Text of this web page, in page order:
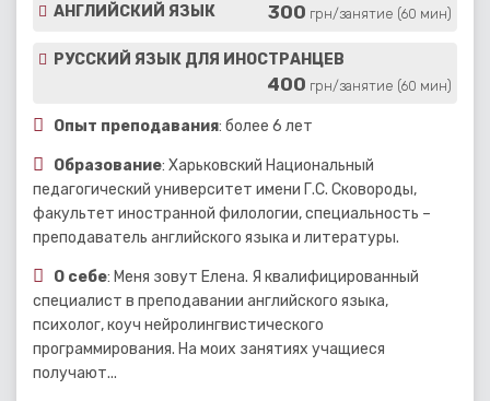
АНГЛИЙСКИЙ ЯЗЫК 300 грн/занятие (60 мин)
РУССКИЙ ЯЗЫК ДЛЯ ИНОСТРАНЦЕВ
400 грн/занятие (60 мин)
Опыт преподавания: более 6 лет
Образование: Харьковский Национальный
педагогический университет имени Г.С. Сковороды,
факультет иностранной филологии, специальность –
преподаватель английского языка и литературы.
О себе: Меня зовут Елена. Я квалифицированный
специалист в преподавании английского языка,
психолог, коуч нейролингвистического
программирования. На моих занятиях учащиеся
получают...